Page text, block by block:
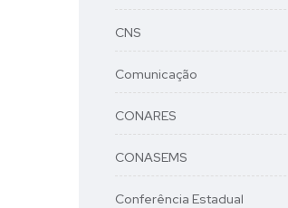
CNS
Comunicação
CONARES
CONASEMS
Conferência Estadual